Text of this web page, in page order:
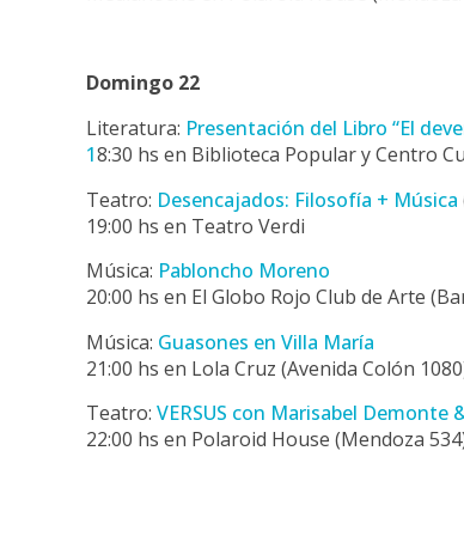
Domingo 22
Literatura: Presentación del Libro “El
18:30 hs en Biblioteca Popular y Centro
Teatro: Desencajados: Filosofía + Música
19:00 hs en Teatro Verdi
Música: Pabloncho Moreno
20:00 hs en El Globo Rojo Club de Arte
Música: Guasones en Villa María
21:00 hs en Lola Cruz (Avenida Colón
Teatro: VERSUS con Marisabel Demonte
22:00 hs en Polaroid House (Mendoza